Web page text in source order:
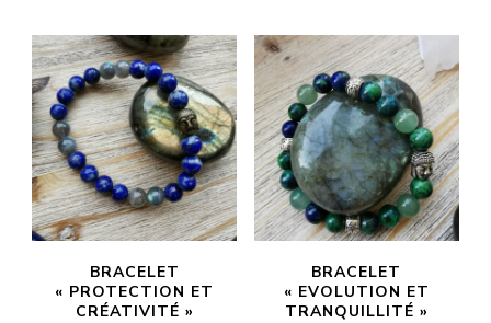
BRACELET
« PROTECTION ET
CRÉATIVITÉ »
BRACELET
« EVOLUTION ET
TRANQUILLITÉ »